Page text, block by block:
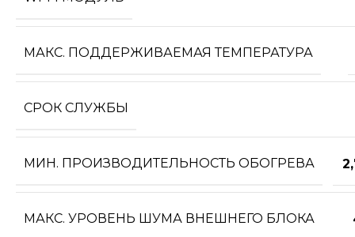
МАКС. ПОДДЕРЖИВАЕМАЯ ТЕМПЕРАТУРА
СРОК СЛУЖБЫ
МИН. ПРОИЗВОДИТЕЛЬНОСТЬ ОБОГРЕВА
МАКС. УРОВЕНЬ ШУМА ВНЕШНЕГО БЛОКА